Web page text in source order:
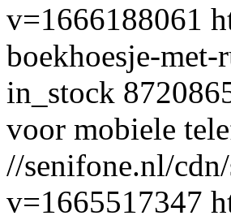
v=1666188061
boekhoesje-
in_stock
voor mobiele
//senifone.nl/
v=1665517347